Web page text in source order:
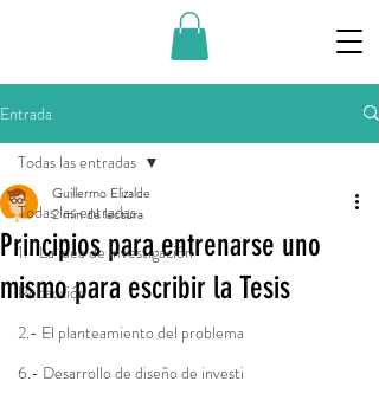
Entrada
Todas las entradas
1.- La idea de investigación
Redacción
2.- El planteamiento del problema
6.- Desarrollo de diseño de investi
Todas las entradas
Principios para entrenarse uno
mismo para escribir la Tesis
Guillermo Elizalde
2 min de lectura